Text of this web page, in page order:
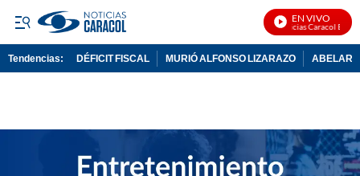
EN VIVO
Noticias Caracol En Vivo
Tendencias: DÉFICIT FISCAL MURIÓ ALFONSO LIZARAZO